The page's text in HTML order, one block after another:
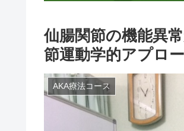
仙腸関節の機能異
節運動学的アプロ
AKA療法コース